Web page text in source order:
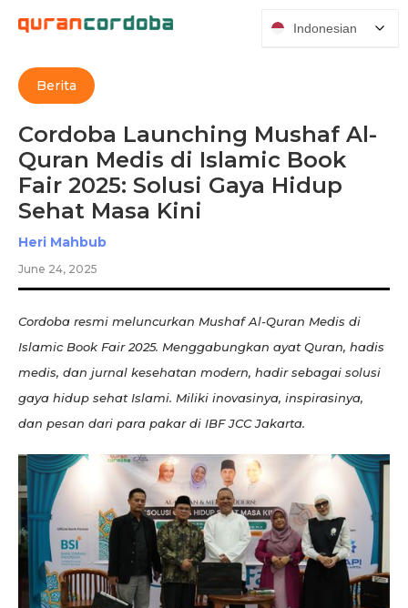
Berita
Cordoba Launching Mushaf Al-
Quran Medis di Islamic Book
Fair 2025: Solusi Gaya Hidup
Sehat Masa Kini
Heri Mahbub
June 24, 2025
Cordoba resmi meluncurkan Mushaf Al-Quran Medis di
Islamic Book Fair 2025. Menggabungkan ayat Quran, hadis
medis, dan jurnal kesehatan modern, hadir sebagai solusi
gaya hidup sehat Islami. Miliki inovasinya, inspirasinya,
dan pesan dari para pakar di IBF JCC Jakarta.
Indonesian